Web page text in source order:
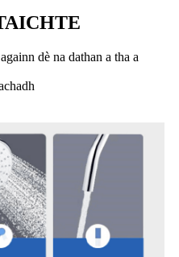
dè na dathan a tha a